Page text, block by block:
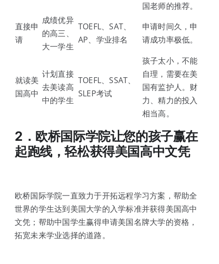
国老师的推荐。
直接申
请
成绩优异
的高三、
大一学生
TOEFL、SAT、
AP、学业排名
申请时间久，申
请成功率极低。
就读美
国高中
计划直接
去美读高
中的学生
TOEFL、SSAT、
SLEP考试
孩子太小，不能
自理，需要在美
国有监护人。财
力、精力的投入
相当高。
2 ．欧桥国际学院让您的孩子赢在
起跑线，轻松获得美国高中文凭
欧桥国际学院一直致力于开拓远程学习方案，帮助全
世界的学生达到美国大学的入学标准并获得美国高中
文凭；帮助中国学生赢得申请美国名牌大学的资格，
拓宽未来学业选择的道路。